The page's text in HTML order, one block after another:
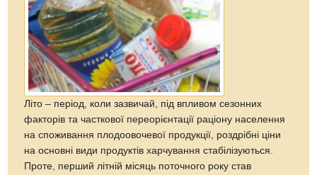
Літо – період, коли зазвичай, під впливом сезонних
факторів та часткової переорієнтації раціону населення
на споживання плодоовочевої продукції, роздрібні ціни
на основні види продуктів харчування стабілізуються.
Проте, перший літній місяць поточного року став